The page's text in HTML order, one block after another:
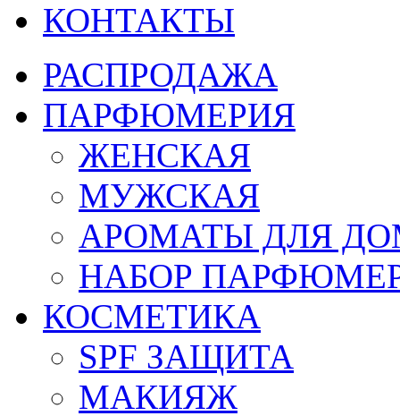
КОНТАКТЫ
РАСПРОДАЖА
ПАРФЮМЕРИЯ
ЖЕНСКАЯ
МУЖСКАЯ
АРОМАТЫ ДЛЯ
НАБОР
КОСМЕТИКА
SPF ЗАЩИТА
МАКИЯЖ